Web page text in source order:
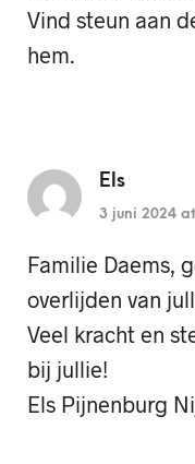
Vind steun aan
hem.
Els
3 juni 2024
Familie Daems,
overlijden van
Veel kracht en
bij jullie!
Els Pijnenburg